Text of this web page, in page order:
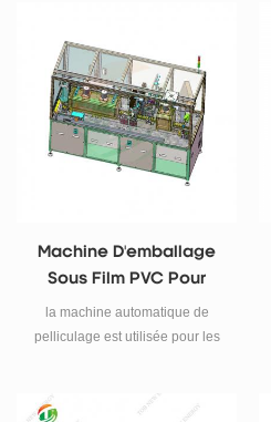
durée de vie plus sûre et plus
longue.
Machine D'emballage
Sous Film PVC Pour
Batterie Cylindrique
la machine automatique de
pelliculage est utilisée pour les
animaux de compagnie /